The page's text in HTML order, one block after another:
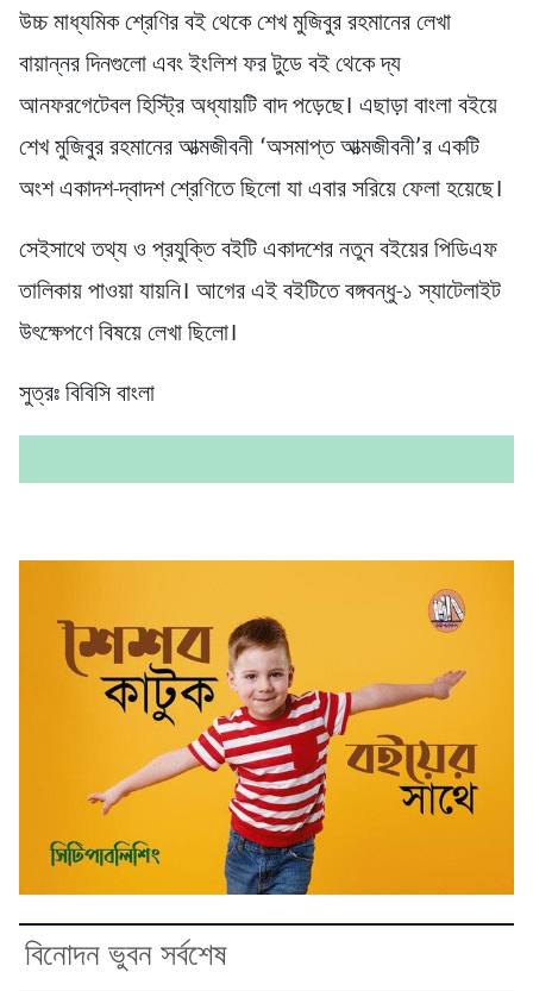
উচ্চ মাধ্যমিক শ্রেণির বই থেকে শেখ মুজিবুর রহমানের লেখা
বায়ান্নর দিনগুলো এবং ইংলিশ ফর টুডে বই থেকে দ্য
আনফরগেটেবল হিস্ট্রি অধ্যায়টি বাদ পড়েছে। এছাড়া বাংলা বইয়ে
শেখ মুজিবুর রহমানের আত্মজীবনী ‘অসমাপ্ত আত্মজীবনী’র একটি
অংশ একাদশ-দ্বাদশ শ্রেণিতে ছিলো যা এবার সরিয়ে ফেলা হয়েছে।
সেইসাথে তথ্য ও প্রযুক্তি বইটি একাদশের নতুন বইয়ের পিডিএফ
তালিকায় পাওয়া যায়নি। আগের এই বইটিতে বঙ্গবন্ধু-১ স্যাটেলাইট
উৎক্ষেপণে বিষয়ে লেখা ছিলো।
সুত্রঃ বিবিসি বাংলা
বিনোদন ভুবন সর্বশেষ